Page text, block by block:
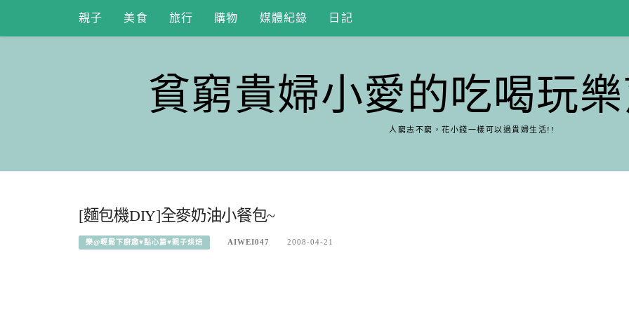
content
親子 美食 旅行 購物 媒體紀錄 日記
貧窮貴婦小愛的吃喝玩
人窮志不窮，花小錢一樣可以過貴婦生活!!
[麵包機DIY]全麥奶油小餐包~
樂@輕鬆下廚趣♥點心篇♥親子烘焙 AIWEI047 2008-04-21